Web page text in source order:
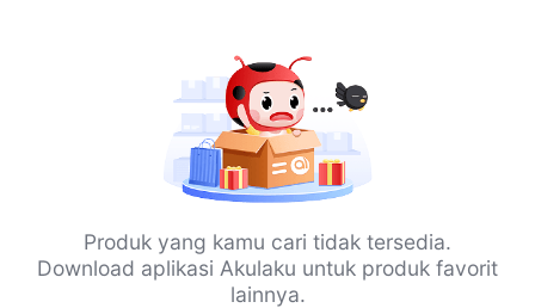
Produk yang kamu cari tidak tersedia.
Download aplikasi Akulaku untuk produk favorit
lainnya.